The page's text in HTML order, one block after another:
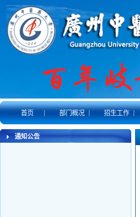
首页 | 部门概况 | 招生工作 |
通知公告